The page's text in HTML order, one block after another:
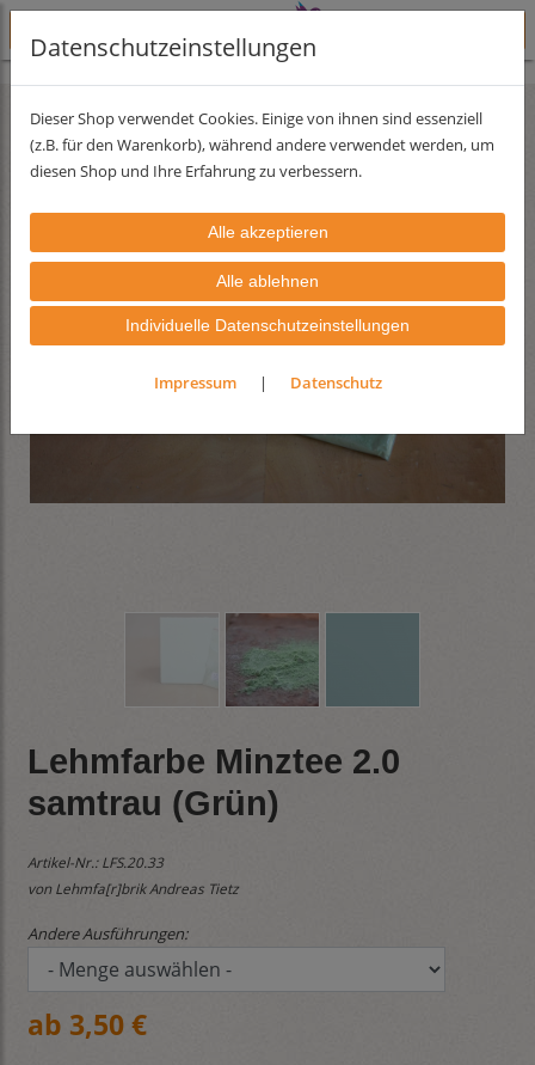
Lehmfarben Lehmfarbserie Pastell samtraue Oberfläche
Lehmfarbe Minztee 2.0
samtrau (Grün)
Artikel-Nr.:LFS.20.33
von Lehmfa[r]brik Andreas Tietz
Andere Ausführungen:
ab 3,50 €
Datenschutzeinstellungen
Dieser Shop verwendet Cookies. Einige von ihnen sind essenziell
(z.B. für den Warenkorb), während andere verwendet werden, um
diesen Shop und Ihre Erfahrung zu verbessern.
Individuelle Datenschutzeinstellungen
Impressum | Datenschutz